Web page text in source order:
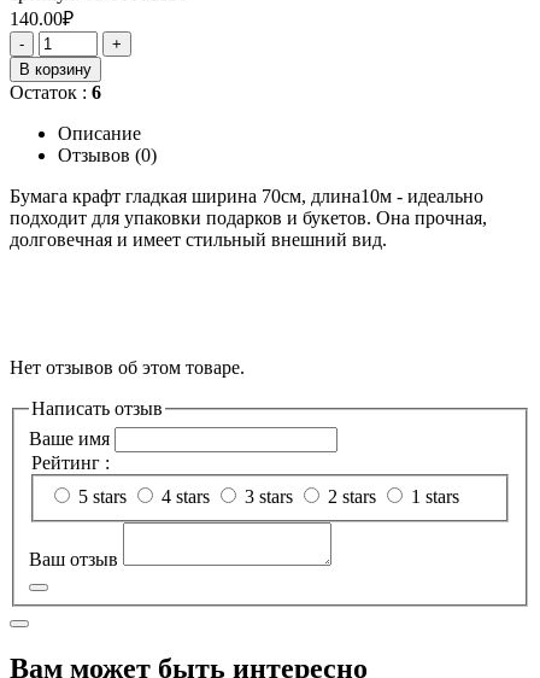
140.00₽
-
+
В корзину
Остаток : 6
Описание
Отзывов (0)
Бумага крафт гладкая ширина 70см, длина10м - идеально
подходит для упаковки подарков и букетов. Она прочная,
долговечная и имеет стильный внешний вид.
Нет отзывов об этом товаре.
Написать отзыв
Ваше имя
Рейтинг :
5 stars
4 stars 3 stars 2 stars 1 stars
Ваш отзыв
Вам может быть интересно